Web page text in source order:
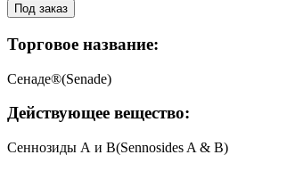
Под заказ
Торговое название:
Сенаде®(Senade)
Действующее вещество:
Сеннозиды А и B(Sennosides A & B)